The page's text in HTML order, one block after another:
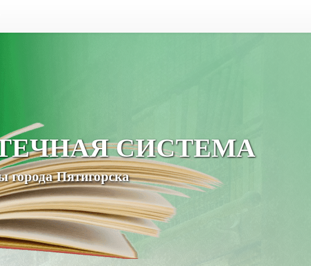
СИСТЕМА
города Пятигорска